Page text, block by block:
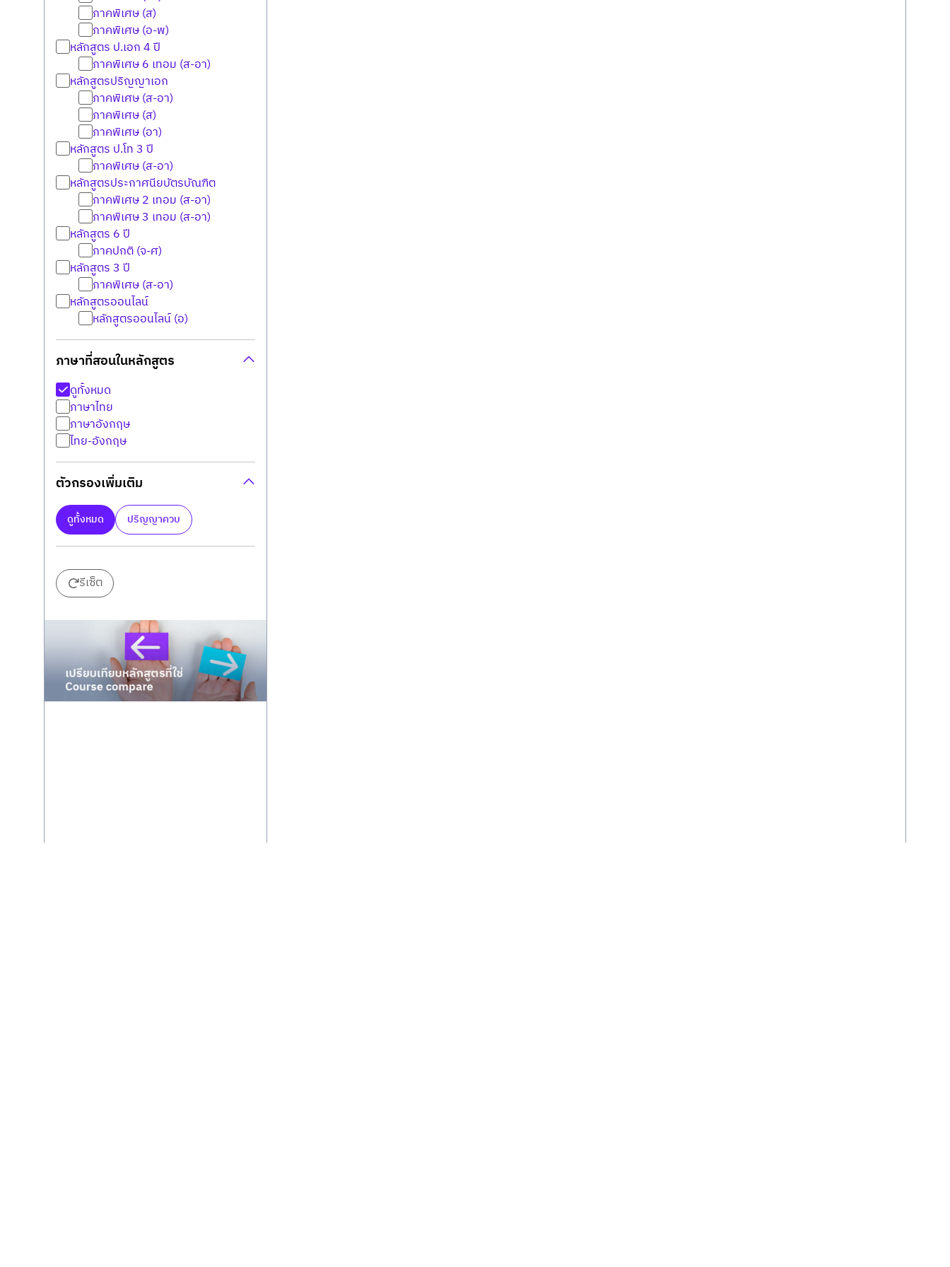
ภาคพิเศษ (ส)
ภาคพิเศษ (อ-พ)
หลักสูตร ป.เอก 4 ปี
ภาคพิเศษ 6 เทอม (ส-อา)
หลักสูตรปริญญาเอก
ภาคพิเศษ (ส-อา)
ภาคพิเศษ (ส)
ภาคพิเศษ (อา)
หลักสูตร ป.โท 3 ปี
ภาคพิเศษ (ส-อา)
หลักสูตรประกาศนียบัตรบัณฑิต
ภาคพิเศษ 2 เทอม (ส-อา)
ภาคพิเศษ 3 เทอม (ส-อา)
หลักสูตร 6 ปี
ภาคปกติ (จ-ศ)
หลักสูตร 3 ปี
ภาคพิเศษ (ส-อา)
หลักสูตรออนไลน์
หลักสูตรออนไลน์ (อ)
ภาษาที่สอนในหลักสูตร
ดูทั้งหมด
ภาษาไทย
ภาษาอังกฤษ
ไทย-อังกฤษ
ตัวกรองเพิ่มเติม
ดูทั้งหมด ปริญญาควบ
รีเซ็ต